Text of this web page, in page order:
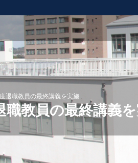
退職教員の最終講義を実施
職教員の最終講義